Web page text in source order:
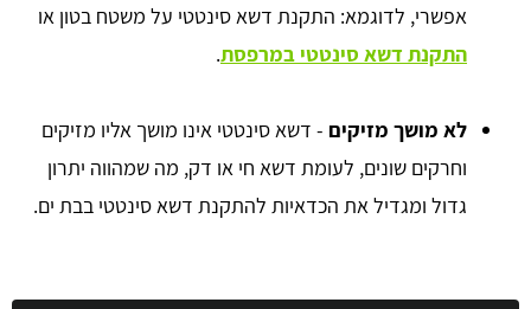
אפשרי, לדוגמא: התקנת דשא סינטטי על משטח בטון או
התקנת דשא סינטטי במרפסת.
לא מושך מזיקים - דשא סינטטי אינו מושך אליו מזיקים
וחרקים שונים, לעומת דשא חי או דק, מה שמהווה יתרון
גדול ומגדיל את הכדאיות להתקנת דשא סינטטי בבת ים.